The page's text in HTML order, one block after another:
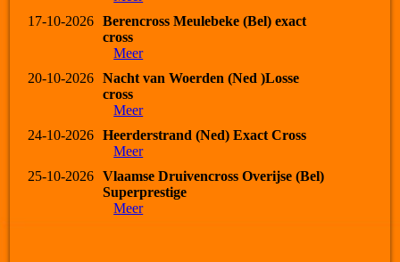
17-10-2026
Berencross Meulebeke (Bel) exact
cross
Meer
20-10-2026
Nacht van Woerden (Ned )Losse
cross
Meer
24-10-2026
Heerderstrand (Ned) Exact Cross
Meer
25-10-2026
Vlaamse Druivencross Overijse (Bel)
Superprestige
Meer